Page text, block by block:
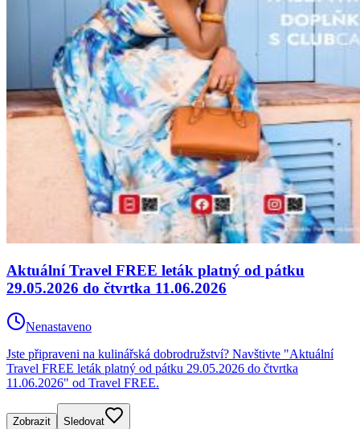
Aktuální Travel FREE leták platný od pátku
29.05.2026 do čtvrtka 11.06.2026
Nenastaveno
Jste připraveni na kulinářská dobrodružství? Navštivte "Aktuální
Travel FREE leták platný od pátku 29.05.2026 do čtvrtka
11.06.2026" od Travel FREE.
Zobrazit Sledovat